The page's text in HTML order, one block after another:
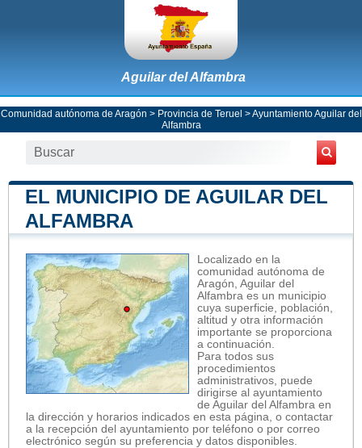
Aguilar del Alfambra
Comunidad autónoma de Aragón > Provincia de Teruel >Ayuntamiento Aguilar del
Alfambra
EL MUNICIPIO DE AGUILAR DEL
ALFAMBRA
Localizado en la
comunidad autónoma de
Aragón, Aguilar del
Alfambra es un municipio
cuya superficie, población,
altitud y otra información
importante se proporciona
a continuación.
Para todos sus
procedimientos
administrativos, puede
dirigirse al ayuntamiento
de Aguilar del Alfambra en
la dirección y horarios indicados en esta página, o contactar
a la recepción del ayuntamiento por teléfono o por correo
electrónico según su preferencia y datos disponibles.